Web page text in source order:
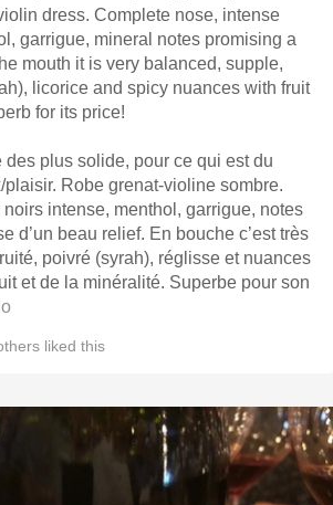
dress. Complete nose, intense
garrigue, mineral notes promising a
mouth it is very balanced, supple,
licorice and spicy nuances with fruit
for its price!
des plus solide, pour ce qui est du
sombre.
noirs intense, menthol, garrigue, notes
d’un beau relief. En bouche c’est très
poivré (syrah), réglisse et nuances
et de la minéralité. Superbe pour son
liked this